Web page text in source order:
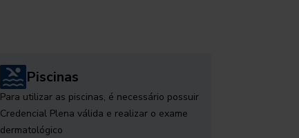
Piscinas
Para utilizar as piscinas, é necessário possuir
Credencial Plena válida e realizar o exame
dermatológico